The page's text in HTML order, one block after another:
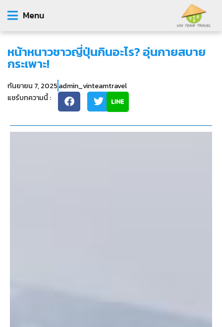
Menu
หน้าหนาวชาวญี่ปุ่นกินอะไร? อุ่นกายสบาย
กระเพาะ!
กันยายน 7, 2025admin_vinteamtravel
แชร์บทความนี้ :